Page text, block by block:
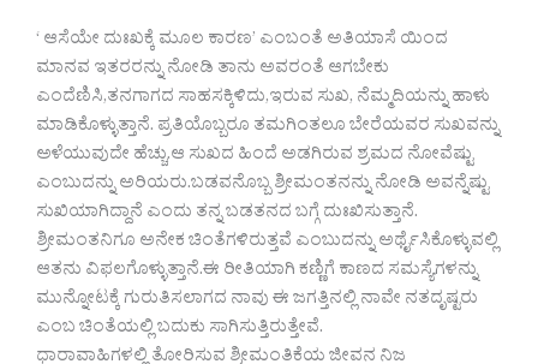
‘ ಆಸೆಯೇ ದುಃಖಕ್ಕೆ ಮೂಲ ಕಾರಣ’ ಎಂಬಂತೆ ಅತಿಯಾಸೆ ಯಿಂದ
ಮಾನವ ಇತರರನ್ನು ನೋಡಿ ತಾನು ಅವರಂತೆ ಆಗಬೇಕು
ಎಂದೆಣಿಸಿ,ತನಗಾಗದ ಸಾಹಸಕ್ಕಿಳಿದು,ಇರುವ ಸುಖ, ನೆಮ್ಮದಿಯನ್ನು ಹಾಳು
ಮಾಡಿಕೊಳ್ಳುತ್ತಾನೆ. ಪ್ರತಿಯೊಬ್ಬರೂ ತಮಗಿಂತಲೂ ಬೇರೆಯವರ ಸುಖವನ್ನು
ಅಳೆಯುವುದೇ ಹೆಚ್ಚು.ಆ ಸುಖದ ಹಿಂದೆ ಅಡಗಿರುವ ಶ್ರಮದ ನೋವೆಷ್ಟು
ಎಂಬುದನ್ನು ಅರಿಯರು.ಬಡವನೊಬ್ಬ ಶ್ರೀಮಂತನನ್ನು ನೋಡಿ ಅವನ್ನೆಷ್ಟು
ಸುಖಿಯಾಗಿದ್ದಾನೆ ಎಂದು ತನ್ನ ಬಡತನದ ಬಗ್ಗೆ ದುಃಖಿಸುತ್ತಾನೆ.
ಶ್ರೀಮಂತನಿಗೂ ಅನೇಕ ಚಿಂತೆಗಳಿರುತ್ತವೆ ಎಂಬುದನ್ನು ಅರ್ಥೈಸಿಕೊಳ್ಳುವಲ್ಲಿ
ಆತನು ವಿಫಲಗೊಳ್ಳುತ್ತಾನೆ.ಈ ರೀತಿಯಾಗಿ ಕಣ್ಣಿಗೆ ಕಾಣದ ಸಮಸ್ಯೆಗಳನ್ನು
ಮುನ್ನೋಟಕ್ಕೆ ಗುರುತಿಸಲಾಗದ ನಾವು ಈ ಜಗತ್ತಿನಲ್ಲಿ ನಾವೇ ನತದೃಷ್ಟರು
ಎಂಬ ಚಿಂತೆಯಲ್ಲಿ ಬದುಕು ಸಾಗಿಸುತ್ತಿರುತ್ತೇವೆ.
ಧಾರಾವಾಹಿಗಳಲ್ಲಿ ತೋರಿಸುವ ಶ್ರೀಮಂತಿಕೆಯ ಜೀವನ ನಿಜ